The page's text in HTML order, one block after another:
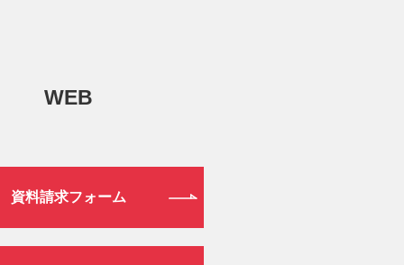
WEB
資料請求フォーム